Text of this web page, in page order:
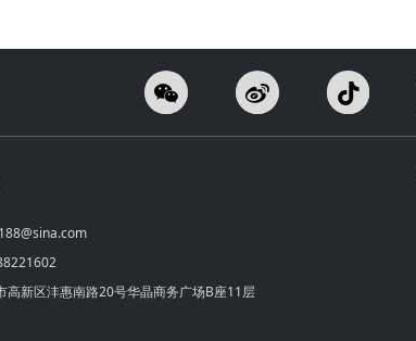
高新区沣惠南路20号华晶商务广场B座11层